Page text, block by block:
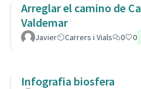
Arreglar el camino de Calafell parc a
Valdemar
Javier Carrers i Vials 0 0
Infografia biosfera